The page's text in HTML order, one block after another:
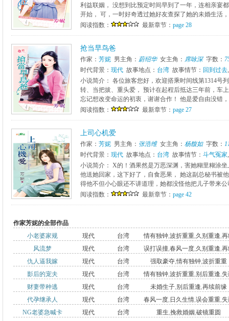
利益联姻， 没想到比预定时间早到了一年，连相亲宴
开始， 可，一时好奇透过她好友查探了她的未婚生活
阅读指数：
最新章节： page 28
抢当早鸟爸
作家： 芳妮 男主角： 蔚绍华女主角： 席咏深字数：
时代背景： 现代 故事地点： 台湾 故事情节： 回到过去,
小说简介： 各位旅客您好，欢迎搭乘时间线第1314号
转、当把拔、重头爱， 预计在起程后抵达三年前，车
忘记想改变命运的初衷，谢谢合作！ 他是爱自由没错
阅读指数：
最新章节： page 27
上司心机爱
作家： 芳妮 男主角： 张浩维女主角： 杨馥如字数：
时代背景： 现代 故事地点： 台湾 故事情节： 斗气冤家,
小说简介： X的！酒果然是万恶深渊，害她糊里糊涂
他送她回家，这下好了，自食恶果， 她这副总秘书被
得他不但小心眼还不讲道理，她都没怪他把儿子带来
阅读指数：
最新章节： page 42
作家芳妮的全部作品
小老婆家规
现代 台湾 情有独钟,波折重重,久别重逢,再
前缘
风流梦 现代 台湾 误打误撞,春风一度,久别重逢,再
前缘
仇人逼我嫁 现代 台湾 强取豪夺,情有独钟,波折重重
影后的宠夫
现代 台湾 情有独钟,波折重重,别后重逢,
复得
财妻带种逃 现代 台湾 未婚生子,别后重逢,再续前缘
代孕继承人
现代 台湾 春风一度, 日久生情,误会重重,
复得
NG老婆急喊卡 现代 台湾 重生,挽救婚姻,破镜重圆